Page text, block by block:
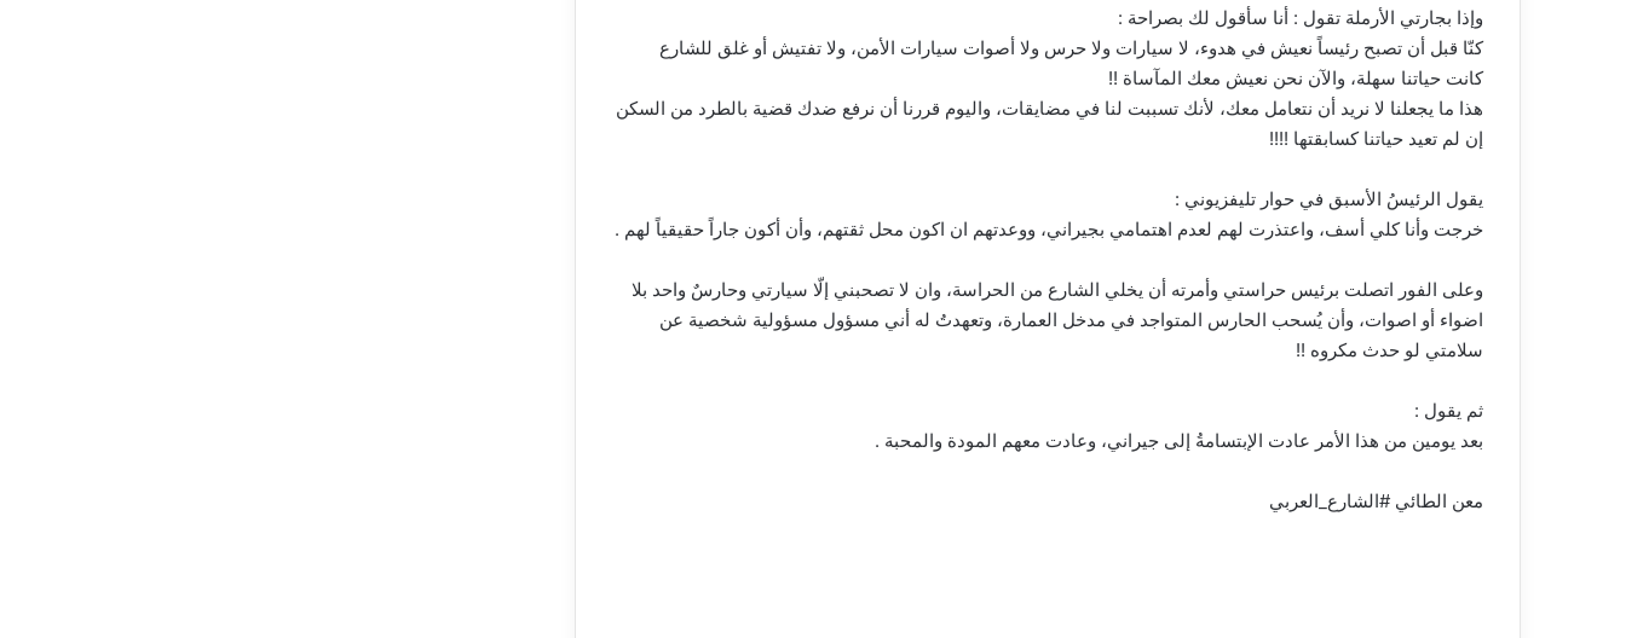
وإذا بجارتي الأرملة تقول : أنا سأقول لك بصراحة :
كنّا قبل أن تصبح رئيساً نعيش في هدوء، لا سيارات ولا حرس ولا أصوات سيارات الأمن، ولا تفتيش أو غلق للشارع
كانت حياتنا سهلة، والآن نحن نعيش معك المآساة !!
هذا ما يجعلنا لا نريد أن نتعامل معك، لأنك تسببت لنا في مضايقات، واليوم قررنا أن نرفع ضدك قضية بالطرد من السكن
إن لم تعيد حياتنا كسابقتها !!!!
يقول الرئيسُ الأسبق في حوار تليفزيوني :
خرجت وأنا كلي أسف، واعتذرت لهم لعدم اهتمامي بجيراني، ووعدتهم ان اكون محل ثقتهم، وأن أكون جاراً حقيقياً لهم .
وعلى الفور اتصلت برئيس حراستي وأمرته أن يخلي الشارع من الحراسة، وان لا تصحبني إلّا سيارتي وحارسٌ واحد بلا
اضواء أو اصوات، وأن يُسحب الحارس المتواجد في مدخل العمارة، وتعهدتُ له أني مسؤول مسؤولية شخصية عن
سلامتي لو حدث مكروه !!
ثم يقول :
بعد يومين من هذا الأمر عادت الإبتسامةُ إلى جيراني، وعادت معهم المودة والمحبة .
معن الطائي #الشارع_العربي